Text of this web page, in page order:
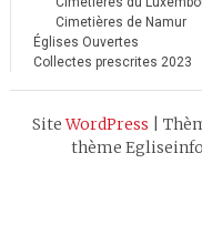
Cimetières de Namur
Églises Ouvertes
Collectes prescrites 2023
SiteWordPress |
thème